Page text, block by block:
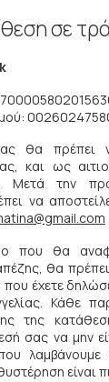
σε
θα πρέπει
και ως
Μετά την
να
.
που θα
θα πρέπει
έχετε
Κάθε
της
σας να μην
είναι